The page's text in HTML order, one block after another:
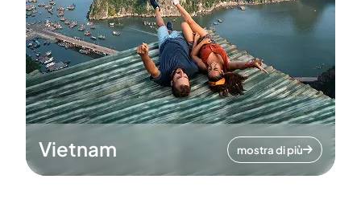
Vietnam mostra di più